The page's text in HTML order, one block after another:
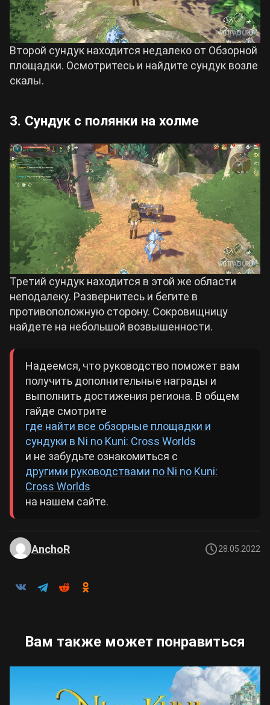
Второй сундук находится недалеко от Обзорной
площадки. Осмотритесь и найдите сундук возле
скалы.
3. Сундук с полянки на холме
Третий сундук находится в этой же области
неподалеку. Развернитесь и бегите в
противоположную сторону. Сокровищницу
найдете на небольшой возвышенности.
Надеемся, что руководство поможет вам
получить дополнительные награды и
выполнить достижения региона. В общем
гайде смотрите
где найти все обзорные площадки и
сундуки в Ni no Kuni: Cross Worlds
и не забудьте ознакомиться с
другими руководствами по Ni no Kuni:
Cross Worlds
на нашем сайте.
AnchoR 28.05.2022
Вам также может понравиться